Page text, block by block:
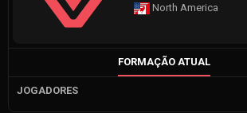
North America
FORMAÇÃO ATUAL
JOGADORES